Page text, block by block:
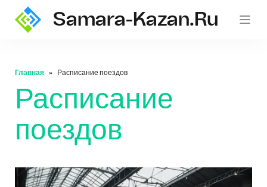
Samara-Kazan.ru
Главная Расписание поездов
Расписание
поездов